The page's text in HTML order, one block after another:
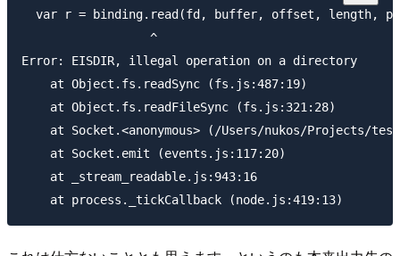
var r = binding.read(fd, buffer, offset, length,
                  ^
Error: EISDIR, illegal operation on a directory
    at Object.fs.readSync (fs.js:487:19)
    at Object.fs.readFileSync (fs.js:321:28)
at Socket.<anonymous> (/Users/nukos/Projects/
    at Socket.emit (events.js:117:20)
    at _stream_readable.js:943:16